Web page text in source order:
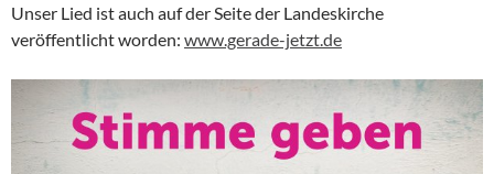
Unser Lied ist auch auf der Seite der Landeskirche
veröffentlicht worden: www.gerade-jetzt.de